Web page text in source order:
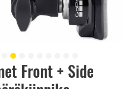
Front + Side